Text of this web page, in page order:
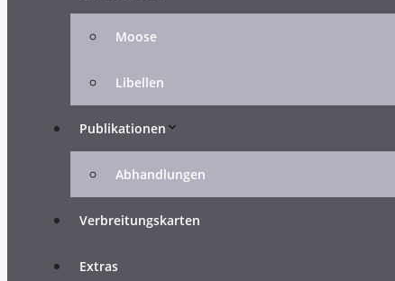
Moose
Libellen
Publikationen
Abhandlungen
Verbreitungskarten
Extras